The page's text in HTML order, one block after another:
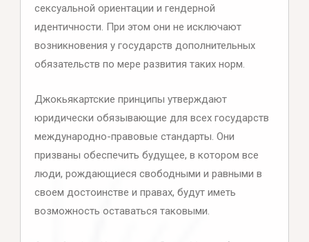
сексуальной ориентации и гендерной
идентичности. При этом они не исключают
возникновения у государств дополнительных
обязательств по мере развития таких норм.
Джокьякартские принципы утверждают
юридически обязывающие для всех государств
международно-правовые стандарты. Они
призваны обеспечить будущее, в котором все
люди, рождающиеся свободными и равными в
своем достоинстве и правах, будут иметь
возможность оставаться таковыми.